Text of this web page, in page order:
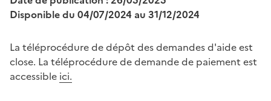
Disponible du 04/07/2024 au 31/12/2024
La téléprocédure de dépôt des demandes d'aide est
close. La téléprocédure de demande de paiement est
accessible ici.